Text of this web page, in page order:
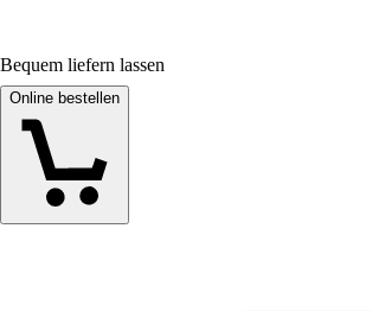
Bequem liefern lassen
Online bestellen